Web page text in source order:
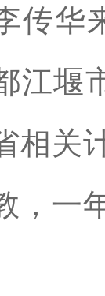
华来
江堰
相关
，一